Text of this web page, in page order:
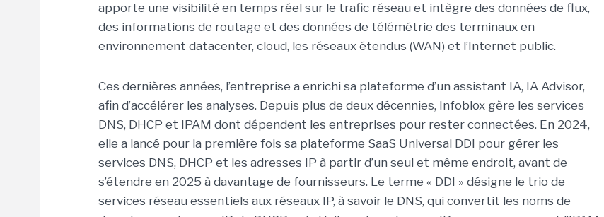
apporte une visibilité en temps réel sur le trafic réseau et intègre des données de flux,
des informations de routage et des données de télémétrie des terminaux en
environnement datacenter, cloud, les réseaux étendus (WAN) et l’Internet public.
Ces dernières années, l’entreprise a enrichi sa plateforme d’un assistant IA, IA Advisor,
afin d’accélérer les analyses. Depuis plus de deux décennies, Infoblox gère les services
DNS, DHCP et IPAM dont dépendent les entreprises pour rester connectées. En 2024,
elle a lancé pour la première fois sa plateforme SaaS Universal DDI pour gérer les
services DNS, DHCP et les adresses IP à partir d’un seul et même endroit, avant de
s’étendre en 2025 à davantage de fournisseurs. Le terme « DDI » désigne le trio de
services réseau essentiels aux réseaux IP, à savoir le DNS, qui convertit les noms de